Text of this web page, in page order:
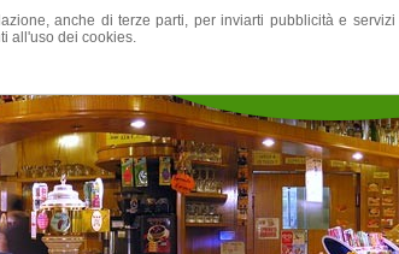
anche di terze parti, per inviarti pubblicità e
all'uso dei cookies.